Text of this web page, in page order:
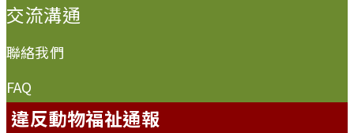
交流溝通
聯絡我們
FAQ
違反動物福祉通報